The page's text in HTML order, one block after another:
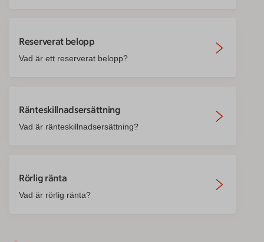
Reserverat belopp
Vad är ett reserverat belopp?
Ränteskillnadsersättning
Vad är ränteskillnadsersättning?
Rörlig ränta
Vad är rörlig ränta?